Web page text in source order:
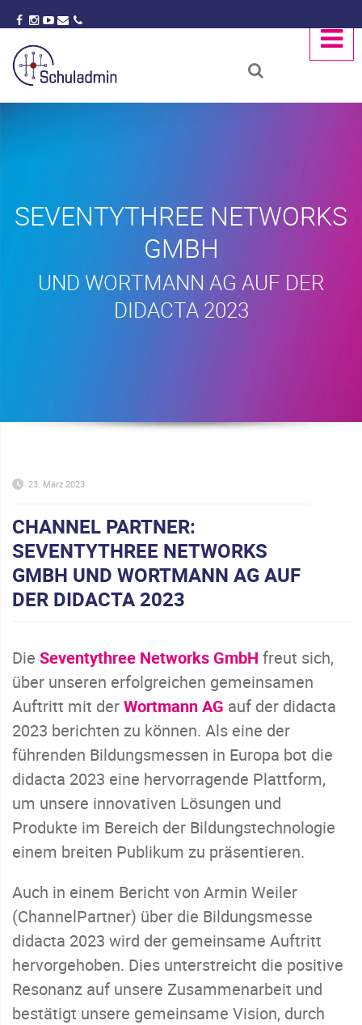
SEVENTYTHREE NETWORKS
GMBH
UND WORTMANN AG AUF DER
DIDACTA 2023
23. März 2023
CHANNEL PARTNER:
SEVENTYTHREE NETWORKS
GMBH UND WORTMANN AG AUF
DER DIDACTA 2023
Die Seventythree Networks GmbH freut sich,
über unseren erfolgreichen gemeinsamen
Auftritt mit derWortmann AG auf der didacta
2023 berichten zu können. Als eine der
führenden Bildungsmessen in Europa bot die
didacta 2023 eine hervorragende Plattform,
um unsere innovativen Lösungen und
Produkte im Bereich der Bildungstechnologie
einem breiten Publikum zu präsentieren.
Auch in einem Bericht von Armin Weiler
(ChannelPartner) über die Bildungsmesse
didacta 2023 wird der gemeinsame Auftritt
hervorgehoben. Dies unterstreicht die positive
Resonanz auf unsere Zusammenarbeit und
bestätigt unsere gemeinsame Vision, durch